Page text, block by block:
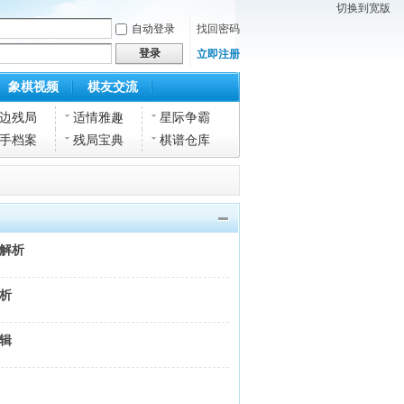
切换到宽版
自动登录
找回密码
登录 立即注册
象棋视频 棋友交流
残局 适情雅趣
星际争霸
档案 残局宝典 棋谱仓库
析